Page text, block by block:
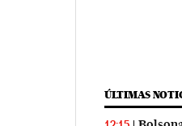
ÚLTIMAS